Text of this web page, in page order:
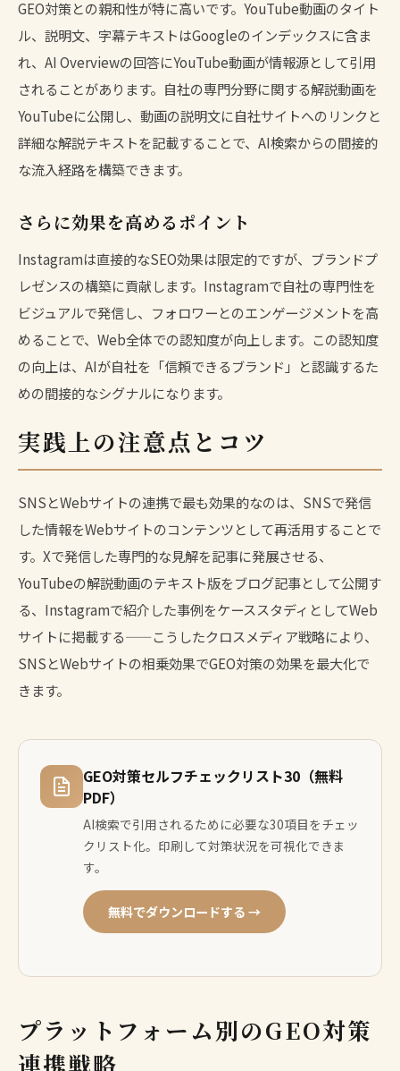
GEO対策との親和性が特に高いです。YouTube動画のタイト
ル、説明文、字幕テキストはGoogleのインデックスに含ま
れ、AI Overviewの回答にYouTube動画が情報源として引用
されることがあります。自社の専門分野に関する解説動画を
YouTubeに公開し、動画の説明文に自社サイトへのリンクと
詳細な解説テキストを記載することで、AI検索からの間接的
な流入経路を構築できます。
さらに効果を高めるポイント
Instagramは直接的なSEO効果は限定的ですが、ブランドプ
レゼンスの構築に貢献します。Instagramで自社の専門性を
ビジュアルで発信し、フォロワーとのエンゲージメントを高
めることで、Web全体での認知度が向上します。この認知度
の向上は、AIが自社を「信頼できるブランド」と認識するた
めの間接的なシグナルになります。
実践上の注意点とコツ
SNSとWebサイトの連携で最も効果的なのは、SNSで発信
した情報をWebサイトのコンテンツとして再活用することで
す。Xで発信した専門的な見解を記事に発展させる、
YouTubeの解説動画のテキスト版をブログ記事として公開す
る、Instagramで紹介した事例をケーススタディとしてWeb
サイトに掲載する——こうしたクロスメディア戦略により、
SNSとWebサイトの相乗効果でGEO対策の効果を最大化で
きます。
GEO対策セルフチェックリスト30（無料
PDF）
AI検索で引用されるために必要な30項目をチェッ
クリスト化。印刷して対策状況を可視化できま
す。
無料でダウンロードする →
プラットフォーム別のGEO対策
連携戦略